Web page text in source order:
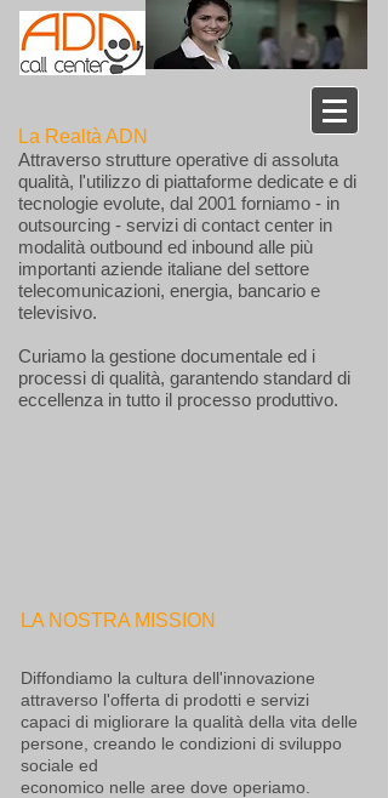
La Realtà ADN
Attraverso strutture operative di assoluta
qualità, l'utilizzo di piattaforme dedicate e di
tecnologie evolute, dal 2001 forniamo - in
outsourcing - servizi di contact center in
modalità outbound ed inbound alle più
importanti aziende italiane del settore
telecomunicazioni, energia, bancario e
televisivo.
Curiamo la gestione documentale ed i
processi di qualità, garantendo standard di
eccellenza in tutto il processo produttivo.
LA NOSTRA MISSION
Diffondiamo la cultura dell'innovazione
attraverso l'offerta di prodotti e servizi
capaci di migliorare la qualità della vita delle
persone, creando le condizioni di sviluppo
sociale ed
economico nelle aree dove operiamo.